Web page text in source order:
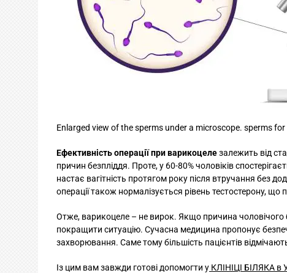
Enlarged view of the sperms under a microscope. sperms
Ефективність операції при варикоцелезалежить від
причин безпліддя. Проте, у 60-80% чоловіків
настає вагітність протягом року після втручання без
операції також нормалізується рівень тестостерону,
Отже, варикоцеле – не вирок. Якщо причина чоловічого
покращити ситуацію. Сучасна медицина пропонує
захворювання. Саме тому більшість пацієнтів
Із цим вам завжди готові допомогти у КЛІНІЦІ БІЛЯКА в